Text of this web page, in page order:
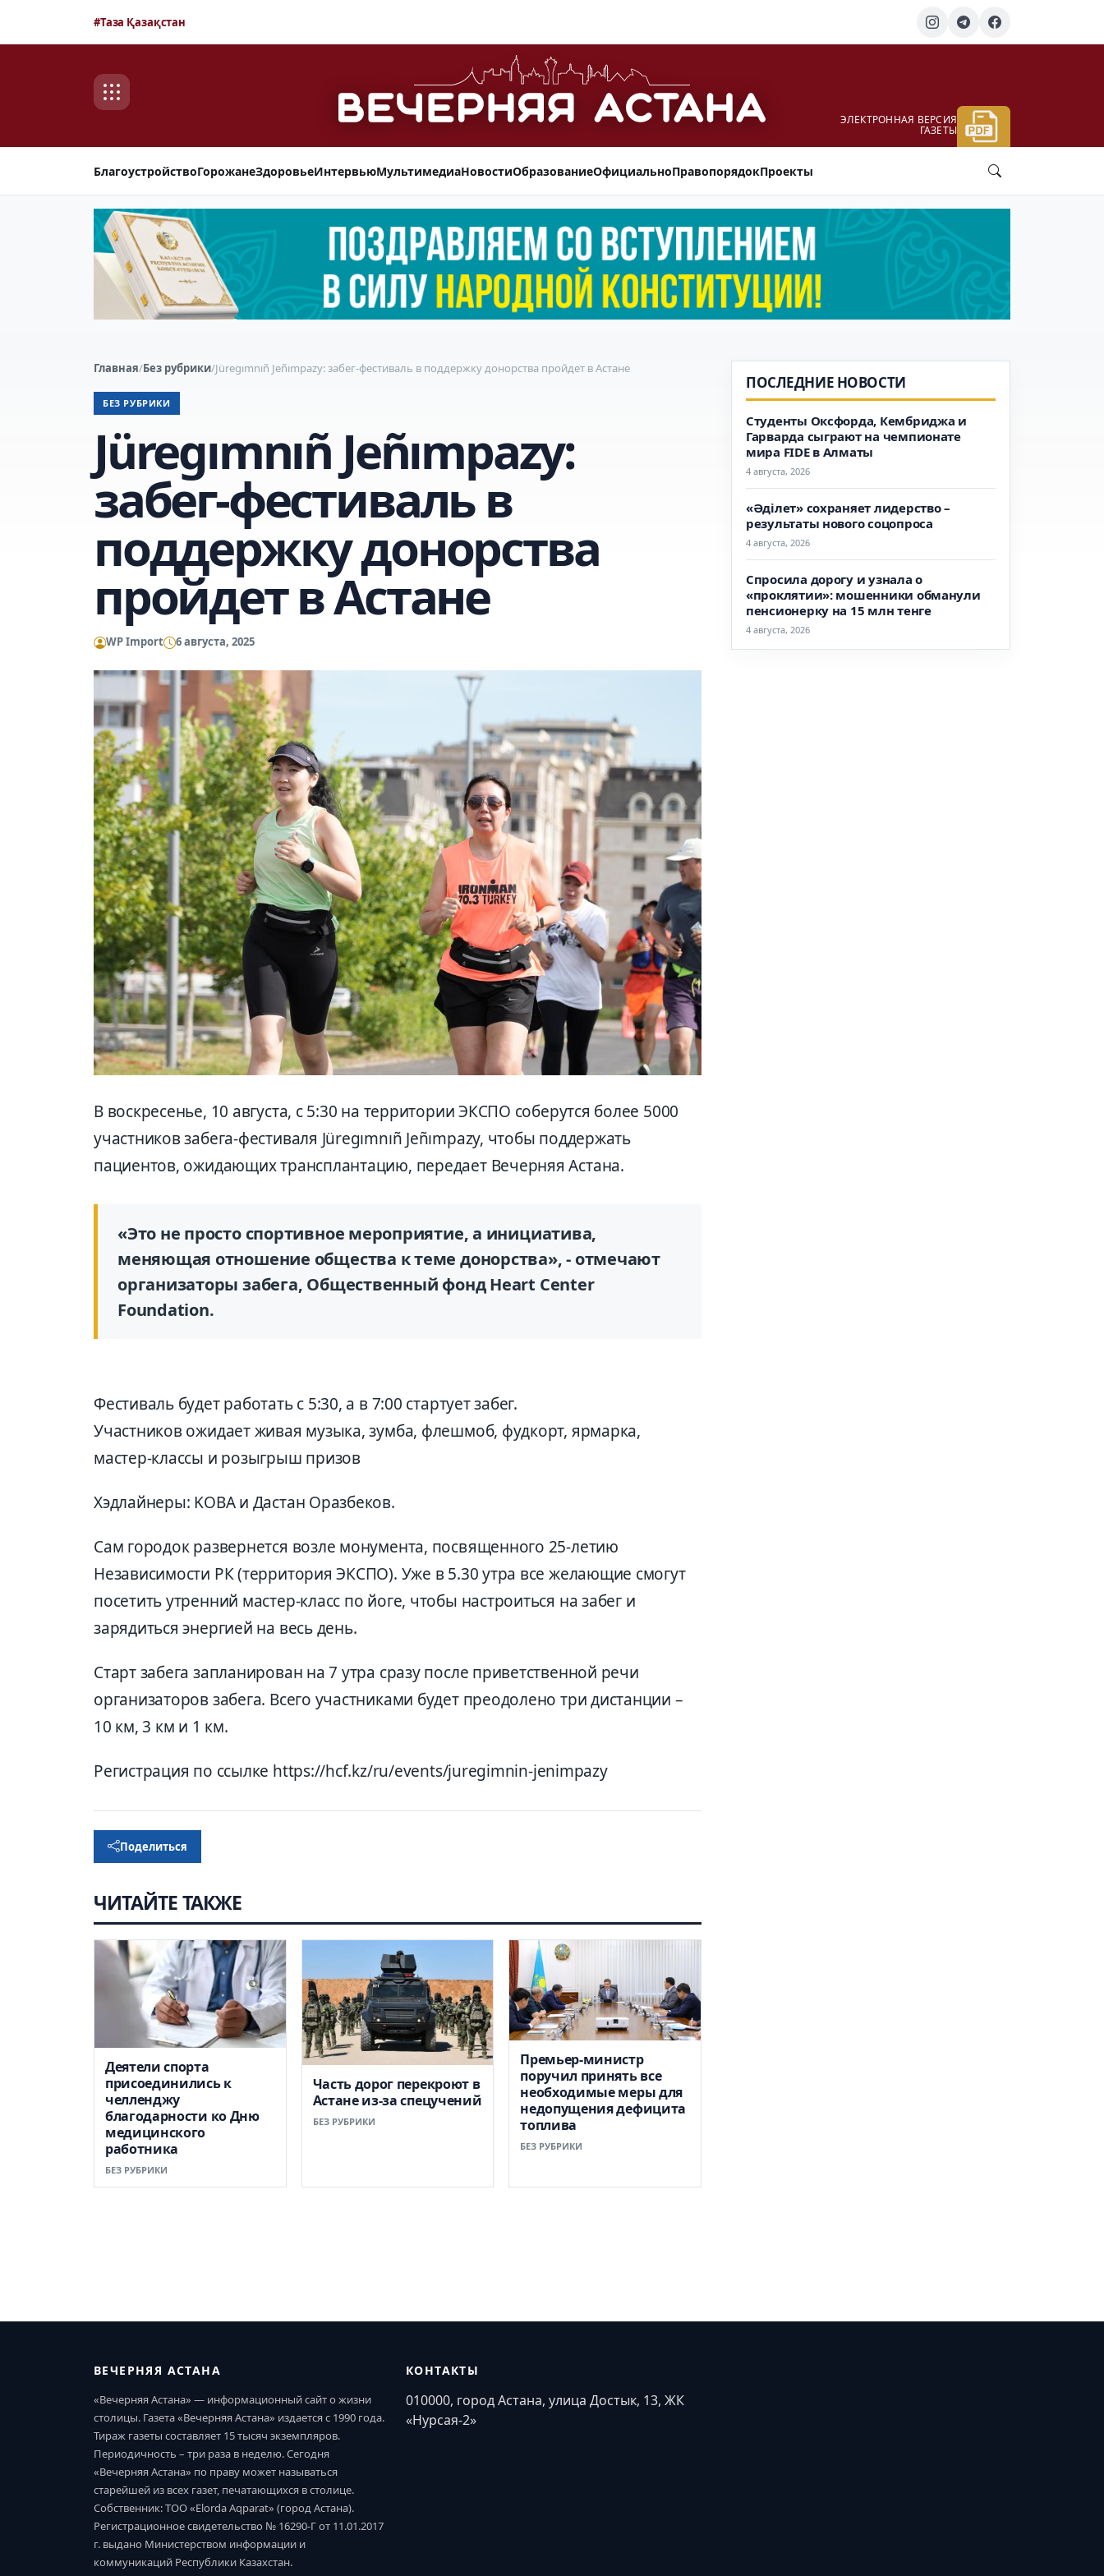
#Таза Қазақстан
ЭЛЕКТРОННАЯ ВЕРСИЯ
ГАЗЕТЫ
БлагоустройствоГорожанеЗдоровьеИнтервьюМультимедиаНовостиОбразованиеОфициальноПравопорядокПроекты
Главная/Без рубрики/Jüregımnıñ Jeñımpazy: забег-фестиваль в поддержку донорства пройдет в Астане
БЕЗ РУБРИКИ
Jüregımnıñ Jeñımpazy:
забег-фестиваль в
поддержку донорства
пройдет в Астане
WP Import 6 августа, 2025
В воскресенье, 10 августа, с 5:30 на территории ЭКСПО соберутся более 5000
участников забега-фестиваля Jüregımnıñ Jeñımpazy, чтобы поддержать
пациентов, ожидающих трансплантацию, передает Вечерняя Астана.
«Это не просто спортивное мероприятие, а инициатива,
меняющая отношение общества к теме донорства», - отмечают
организаторы забега, Общественный фонд Heart Center
Foundation.
Фестиваль будет работать с 5:30, а в 7:00 стартует забег.
Участников ожидает живая музыка, зумба, флешмоб, фудкорт, ярмарка,
мастер-классы и розыгрыш призов
Хэдлайнеры: KOBA и Дастан Оразбеков.
Сам городок развернется возле монумента, посвященного 25-летию
Независимости РК (территория ЭКСПО). Уже в 5.30 утра все желающие смогут
посетить утренний мастер-класс по йоге, чтобы настроиться на забег и
зарядиться энергией на весь день.
Старт забега запланирован на 7 утра сразу после приветственной речи
организаторов забега. Всего участниками будет преодолено три дистанции –
10 км, 3 км и 1 км.
Регистрация по ссылке https://hcf.kz/ru/events/juregimnin-jenimpazy
Поделиться
ЧИТАЙТЕ ТАКЖЕ
Деятели спорта
присоединились к
челленджу
благодарности ко Дню
медицинского
работника
БЕЗ РУБРИКИ
Часть дорог перекроют в
Астане из-за спецучений
БЕЗ РУБРИКИ
Премьер-министр
поручил принять все
необходимые меры для
недопущения дефицита
топлива
БЕЗ РУБРИКИ
ПОСЛЕДНИЕ НОВОСТИ
Студенты Оксфорда, Кембриджа и
Гарварда сыграют на чемпионате
мира FIDE в Алматы
4 августа, 2026
«Әділет» сохраняет лидерство –
результаты нового соцопроса
4 августа, 2026
Спросила дорогу и узнала о
«проклятии»: мошенники обманули
пенсионерку на 15 млн тенге
4 августа, 2026
ВЕЧЕРНЯЯ АСТАНА
«Вечерняя Астана» — информационный сайт о жизни
столицы. Газета «Вечерняя Астана» издается с 1990 года.
Тираж газеты составляет 15 тысяч экземпляров.
Периодичность – три раза в неделю. Сегодня
«Вечерняя Астана» по праву может называться
старейшей из всех газет, печатающихся в столице.
Собственник: ТОО «Elorda Aqparat» (город Астана).
Регистрационное свидетельство № 16290-Г от 11.01.2017
г. выдано Министерством информации и
коммуникаций Республики Казахстан.
КОНТАКТЫ
010000, город Астана, улица Достык, 13, ЖК
«Нурсая-2»